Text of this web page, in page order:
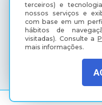
terceiros) e
nossos serviços e
com base em um
hábitos de
visitadas). Consulte a
mais informações.